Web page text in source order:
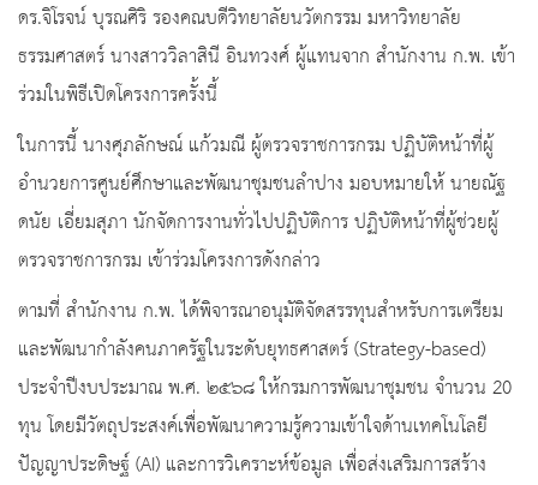
ดร.จิโรจน์ บุรณศิริ รองคณบดีวิทยาลัยนวัตกรรม มหาวิทยาลัย
ธรรมศาสตร์ นางสาววิลาสินี อินทวงศ์ ผู้แทนจาก สำนักงาน ก.พ. เข้า
ร่วมในพิธีเปิดโครงการครั้งนี้
ในการนี้ นางศุภลักษณ์ แก้วมณี ผู้ตรวจราชการกรม ปฏิบัติหน้าที่ผู้
อำนวยการศูนย์ศึกษาและพัฒนาชุมชนลำปาง มอบหมายให้ นายณัฐ
ดนัย เอี่ยมสุภา นักจัดการงานทั่วไปปฏิบัติการ ปฏิบัติหน้าที่ผู้ช่วยผู้
ตรวจราชการกรม เข้าร่วมโครงการดังกล่าว
ตามที่ สำนักงาน ก.พ. ได้พิจารณาอนุมัติจัดสรรทุนสำหรับการเตรียม
และพัฒนากำลังคนภาครัฐในระดับยุทธศาสตร์ (Strategy-based)
ประจำปีงบประมาณ พ.ศ. ๒๕๖๘ ให้กรมการพัฒนาชุมชน จำนวน 20
ทุน โดยมีวัตถุประสงค์เพื่อพัฒนาความรู้ความเข้าใจด้านเทคโนโลยี
ปัญญาประดิษฐ์ (AI) และการวิเคราะห์ข้อมูล เพื่อส่งเสริมการสร้าง